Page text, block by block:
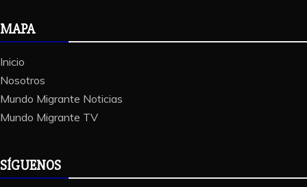
MAPA
Inicio
Nosotros
Mundo Migrante Noticias
Mundo Migrante TV
SÍGUENOS